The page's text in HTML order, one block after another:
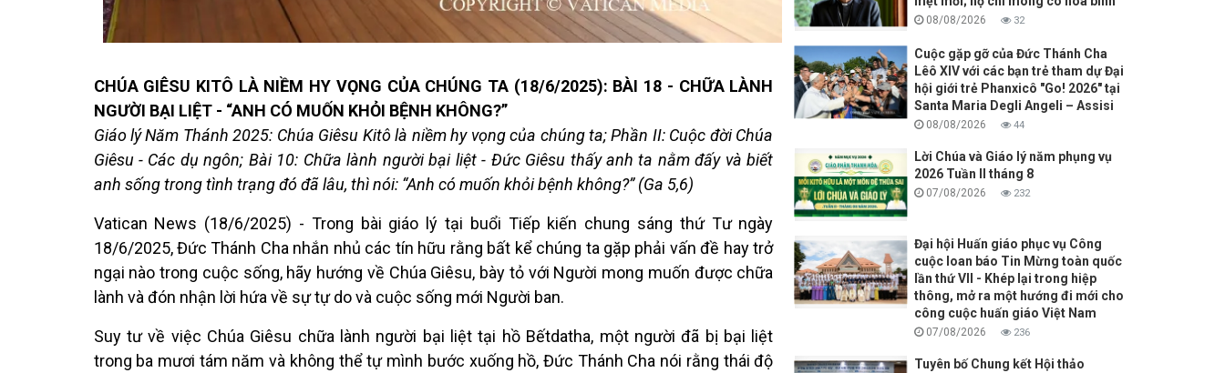
CHÚA GIÊSU KITÔ LÀ NIỀM HY VỌNG CỦA CHÚNG TA (18/6/2025): BÀI 18 - CHỮA LÀNH
NGƯỜI BẠI LIỆT - “ANH CÓ MUỐN KHỎI BỆNH KHÔNG?”
Giáo lý Năm Thánh 2025: Chúa Giêsu Kitô là niềm hy vọng của chúng ta; Phần II: Cuộc đời Chúa
Giêsu - Các dụ ngôn; Bài 10: Chữa lành người bại liệt - Đức Giêsu thấy anh ta nằm đấy và biết
anh sống trong tình trạng đó đã lâu, thì nói: “Anh có muốn khỏi bệnh không?” (Ga 5,6)
Vatican News (18/6/2025) - Trong bài giáo lý tại buổi Tiếp kiến chung sáng thứ Tư ngày
18/6/2025, Đức Thánh Cha nhắn nhủ các tín hữu rằng bất kể chúng ta gặp phải vấn đề hay trở
ngại nào trong cuộc sống, hãy hướng về Chúa Giêsu, bày tỏ với Người mong muốn được chữa
lành và đón nhận lời hứa về sự tự do và cuộc sống mới Người ban.
Suy tư về việc Chúa Giêsu chữa lành người bại liệt tại hồ Bếtdatha, một người đã bị bại liệt
trong ba mươi tám năm và không thể tự mình bước xuống hồ, Đức Thánh Cha nói rằng thái độ
08/08/2026 32
Cuộc gặp gỡ của Đức Thánh Cha
Lêô XIV với các bạn trẻ tham dự Đại
hội giới trẻ Phanxicô "Go! 2026" tại
Santa Maria Degli Angeli – Assisi
08/08/2026 44
Lời Chúa và Giáo lý năm phụng vụ
2026 Tuần II tháng 8
07/08/2026 232
Đại hội Huấn giáo phục vụ Công
cuộc loan báo Tin Mừng toàn quốc
lần thứ VII - Khép lại trong hiệp
thông, mở ra một hướng đi mới cho
công cuộc huấn giáo Việt Nam
07/08/2026 236
Tuyên bố Chung kết Hội thảo